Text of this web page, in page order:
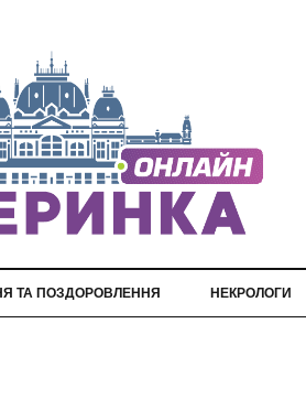
ТА ПОЗДОРОВЛЕННЯ НЕКРОЛОГИ